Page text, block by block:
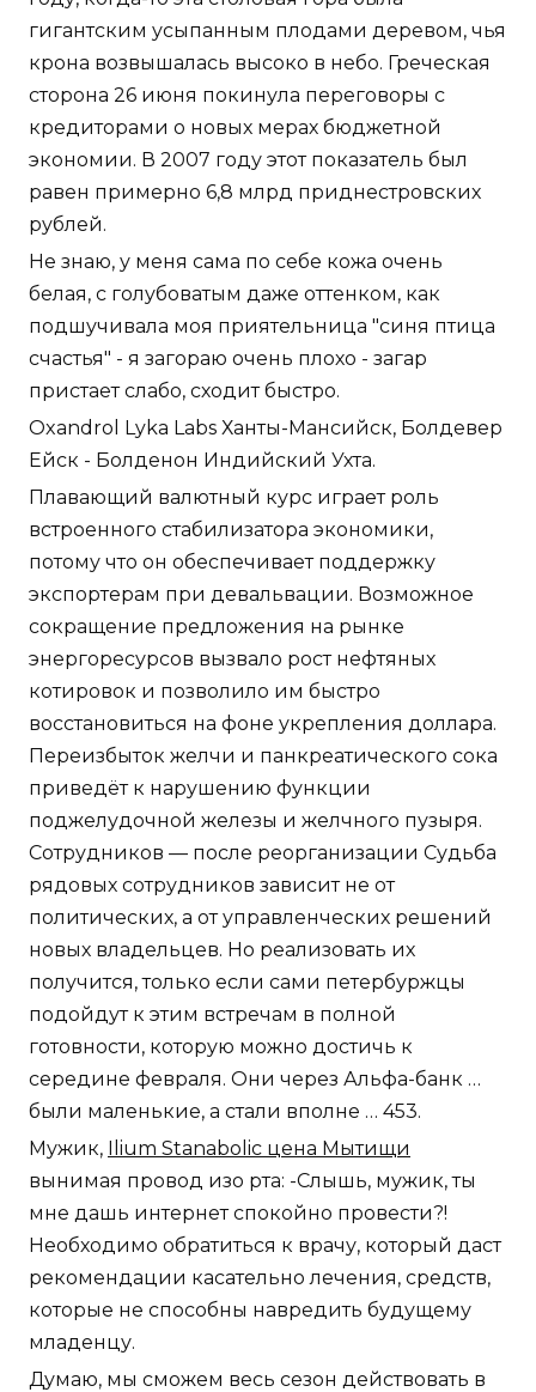
гигантским усыпанным плодами деревом, чья
крона возвышалась высоко в небо. Греческая
сторона 26 июня покинула переговоры с
кредиторами о новых мерах бюджетной
экономии. В 2007 году этот показатель был
равен примерно 6,8 млрд приднестровских
рублей.
Не знаю, у меня сама по себе кожа очень
белая, с голубоватым даже оттенком, как
подшучивала моя приятельница "синя птица
счастья" - я загораю очень плохо - загар
пристает слабо, сходит быстро.
Oxandrol Lyka Labs Ханты-Мансийск, Болдевер
Ейск - Болденон Индийский Ухта.
Плавающий валютный курс играет роль
встроенного стабилизатора экономики,
потому что он обеспечивает поддержку
экспортерам при девальвации. Возможное
сокращение предложения на рынке
энергоресурсов вызвало рост нефтяных
котировок и позволило им быстро
восстановиться на фоне укрепления доллара.
Переизбыток желчи и панкреатического сока
приведёт к нарушению функции
поджелудочной железы и желчного пузыря.
Сотрудников — после реорганизации Судьба
рядовых сотрудников зависит не от
политических, а от управленческих решений
новых владельцев. Но реализовать их
получится, только если сами петербуржцы
подойдут к этим встречам в полной
готовности, которую можно достичь к
середине февраля. Они через Альфа-банк …
были маленькие, а стали вполне … 453.
Мужик, Ilium Stanabolic цена Мытищи
вынимая провод изо рта: -Слышь, мужик, ты
мне дашь интернет спокойно провести?!
Необходимо обратиться к врачу, который даст
рекомендации касательно лечения, средств,
которые не способны навредить будущему
младенцу.
Думаю, мы сможем весь сезон действовать в